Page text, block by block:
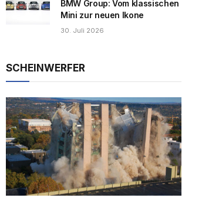
BMW Group: Vom klassischen
Mini zur neuen Ikone
30. Juli 2026
SCHEINWERFER